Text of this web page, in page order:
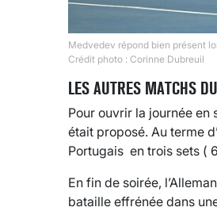
Medvedev répond bien présent
Crédit photo : Corinne Dubreuil
LES AUTRES MATCHS
Pour ouvrir la journée
était proposé. Au terme
Portugais en trois sets (
En fin de soirée,
bataille effrénée dans